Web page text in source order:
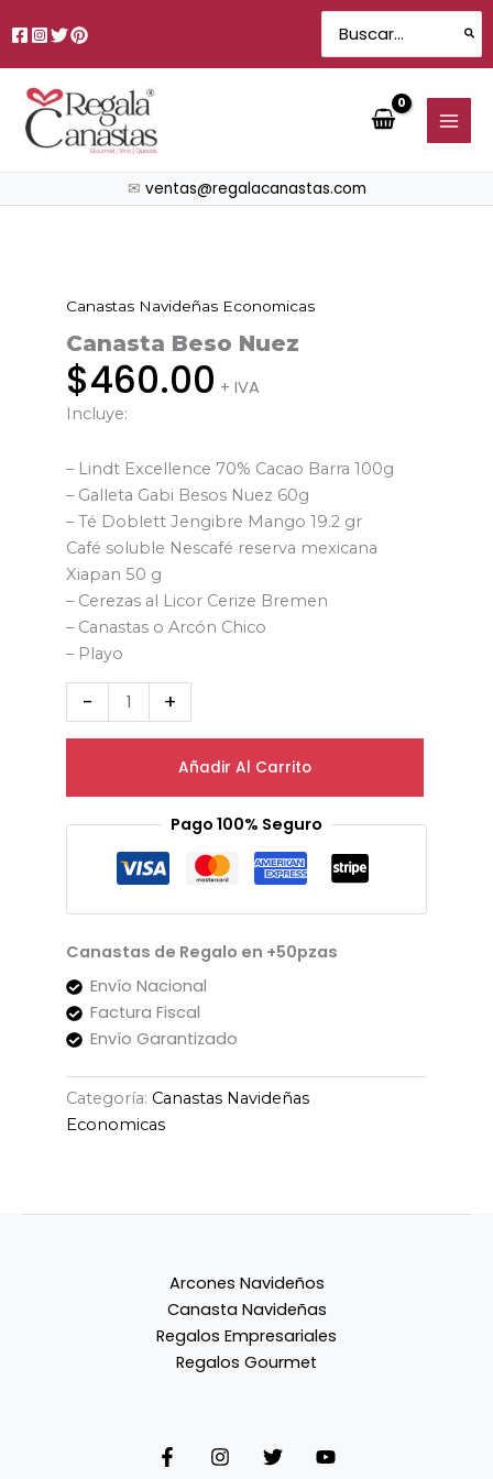
al
contenido
for:
✉ ventas@regalacanastas.com
Canastas Navideñas Economicas
Canasta Beso Nuez
$460.00 + IVA
Incluye:
– Lindt Excellence 70% Cacao Barra 100g
– Galleta Gabi Besos Nuez 60g
– Té Doblett Jengibre Mango 19.2 gr
Café soluble Nescafé reserva mexicana
Xiapan 50 g
– Cerezas al Licor Cerize Bremen
– Canastas o Arcón Chico
– Playo
-
Canasta
Beso
Nuez
cantidad
+
Añadir Al Carrito
Pago 100% Seguro
Canastas de Regalo en +50pzas
Envío Nacional
Factura Fiscal
Envío Garantizado
Categoría: Canastas Navideñas
Economicas
Arcones Navideños
Canasta Navideñas
Regalos Empresariales
Regalos Gourmet